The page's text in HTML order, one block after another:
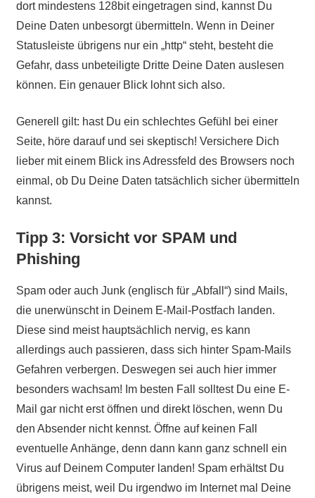
dort mindestens 128bit eingetragen sind, kannst Du
Deine Daten unbesorgt übermitteln. Wenn in Deiner
Statusleiste übrigens nur ein „http“ steht, besteht die
Gefahr, dass unbeteiligte Dritte Deine Daten auslesen
können. Ein genauer Blick lohnt sich also.
Generell gilt: hast Du ein schlechtes Gefühl bei einer
Seite, höre darauf und sei skeptisch! Versichere Dich
lieber mit einem Blick ins Adressfeld des Browsers noch
einmal, ob Du Deine Daten tatsächlich sicher übermitteln
kannst.
Tipp 3: Vorsicht vor SPAM und
Phishing
Spam oder auch Junk (englisch für „Abfall“) sind Mails,
die unerwünscht in Deinem E-Mail-Postfach landen.
Diese sind meist hauptsächlich nervig, es kann
allerdings auch passieren, dass sich hinter Spam-Mails
Gefahren verbergen. Deswegen sei auch hier immer
besonders wachsam! Im besten Fall solltest Du eine E-
Mail gar nicht erst öffnen und direkt löschen, wenn Du
den Absender nicht kennst. Öffne auf keinen Fall
eventuelle Anhänge, denn dann kann ganz schnell ein
Virus auf Deinem Computer landen! Spam erhältst Du
übrigens meist, weil Du irgendwo im Internet mal Deine